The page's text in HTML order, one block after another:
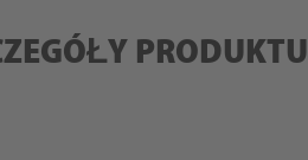
PRODUKTU